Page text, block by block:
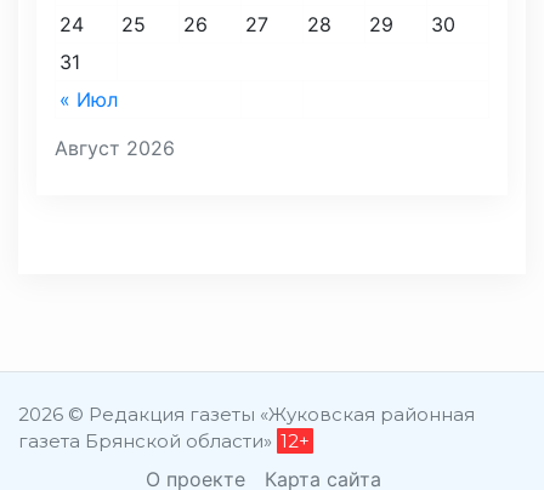
Август 2026
« Июл
24
25 26 27 28 29
30
31
2026 © Редакция газеты «Жуковская районная
газета Брянской области» 12+
О проекте Карта сайта